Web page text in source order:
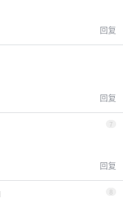
回复
回复
7
回复